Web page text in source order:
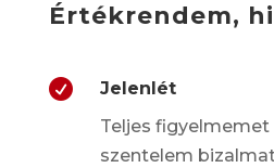
Értékrendem,

Jelenlét
Teljes
szentelem